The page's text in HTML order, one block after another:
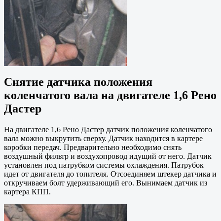
Снятие датчика положения
коленчатого вала на двигателе 1,6 Рено
Дастер
На двигателе 1,6 Рено Дастер датчик положения коленчатого
вала можно выкрутить сверху. Датчик находится в картере
коробки передач. Предварительно необходимо снять
воздушный фильтр и воздухопровод идущий от него. Датчик
установлен под патрубком системы охлаждения. Патрубок
идет от двигателя до топителя. Отсоединяем штекер датчика и
откручиваем болт удерживающий его. Вынимаем датчик из
картера КПП.